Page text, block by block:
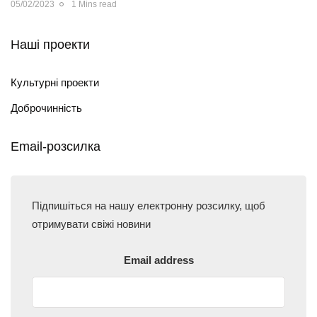
05/02/2023 1 Mins read
Наші проекти
Культурні проекти
Доброчинність
Email-розсилка
Підпишіться на нашу електронну розсилку, щоб
отримувати свіжі новини
Email address